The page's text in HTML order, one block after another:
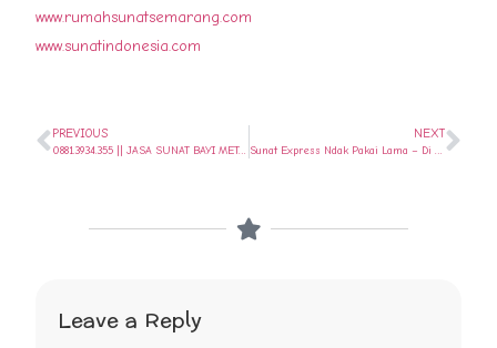
www.rumahsunatsemarang.com
www.sunatindonesia.com
PREVIOUS
0881.3934.355 || JASA SUNAT BAYI METODE TERBAIK DI NGALIYAN – SEMARANG || SUNAT SEHARI SAJA..
NEXT
Leave a Reply